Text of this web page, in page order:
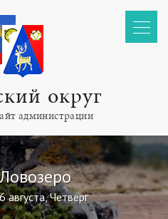
округ
администрации
Ловозеро
6 августа, Четверг